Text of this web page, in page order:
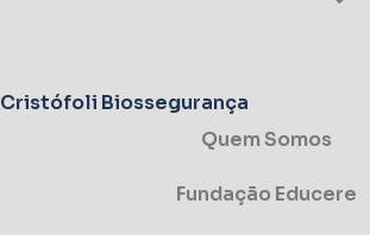
Cristófoli Biossegurança
Quem Somos
Fundação Educere